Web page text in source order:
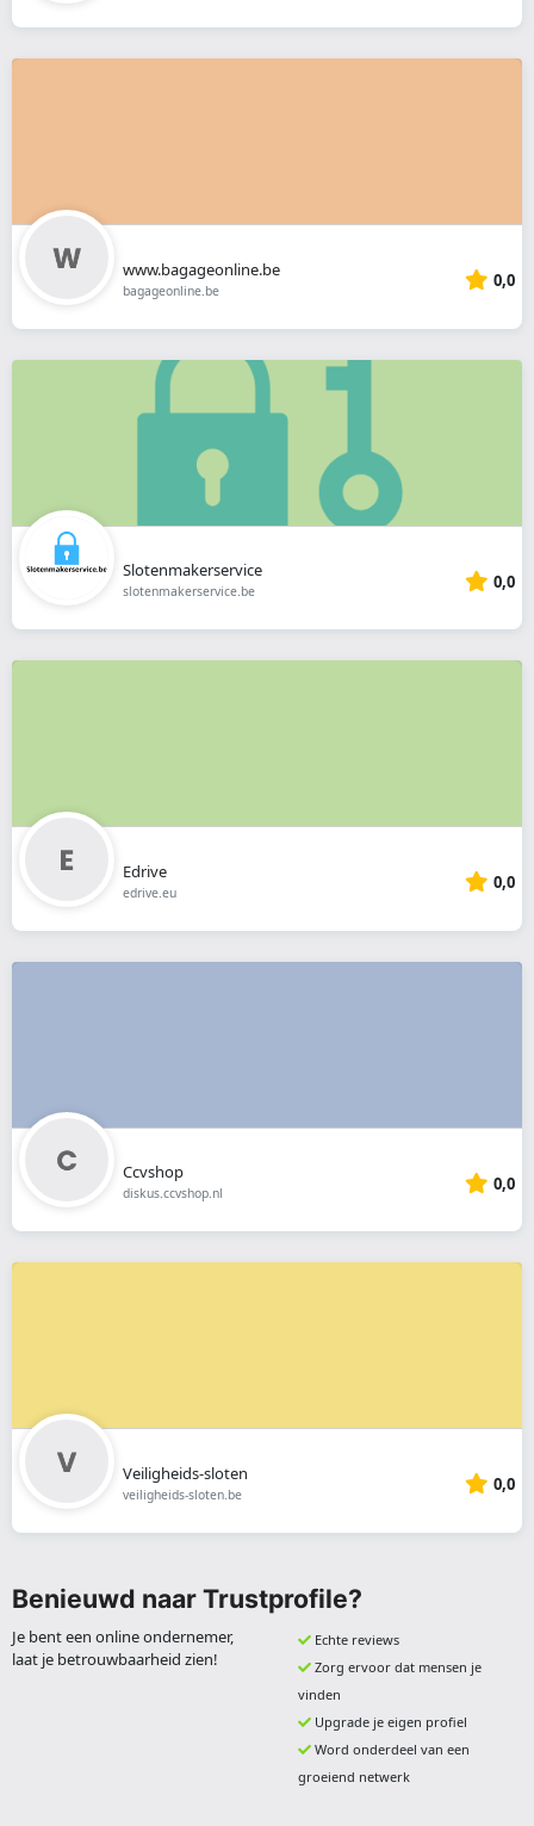
www.bagageonline.be
bagageonline.be 0,0
Slotenmakerservice
slotenmakerservice.be 0,0
Edrive
edrive.eu 0,0
Ccvshop
diskus.ccvshop.nl 0,0
Veiligheids-sloten
veiligheids-sloten.be 0,0
Benieuwd naar Trustprofile?
Je bent een online ondernemer,
laat je betrouwbaarheid zien!
Echte reviews
Zorg ervoor dat mensen je
vinden
Upgrade je eigen profiel
Word onderdeel van een
groeiend netwerk